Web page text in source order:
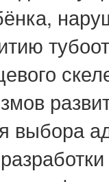
выбора